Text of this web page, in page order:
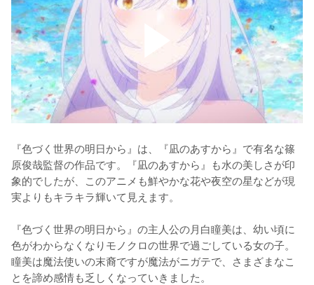
『色づく世界の明日から』は、『凪のあすから』で有名な篠
原俊哉監督の作品です。『凪のあすから』も水の美しさが印
象的でしたが、このアニメも鮮やかな花や夜空の星などが現
実よりもキラキラ輝いて見えます。
『色づく世界の明日から』の主人公の月白瞳美は、幼い頃に
色がわからなくなりモノクロの世界で過ごしている女の子。
瞳美は魔法使いの末裔ですが魔法がニガテで、さまざまなこ
とを諦め感情も乏しくなっていきました。